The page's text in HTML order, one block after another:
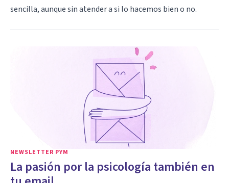
sencilla, aunque sin atender a si lo hacemos bien o no.
NEWSLETTER PYM
La pasión por la psicología también en